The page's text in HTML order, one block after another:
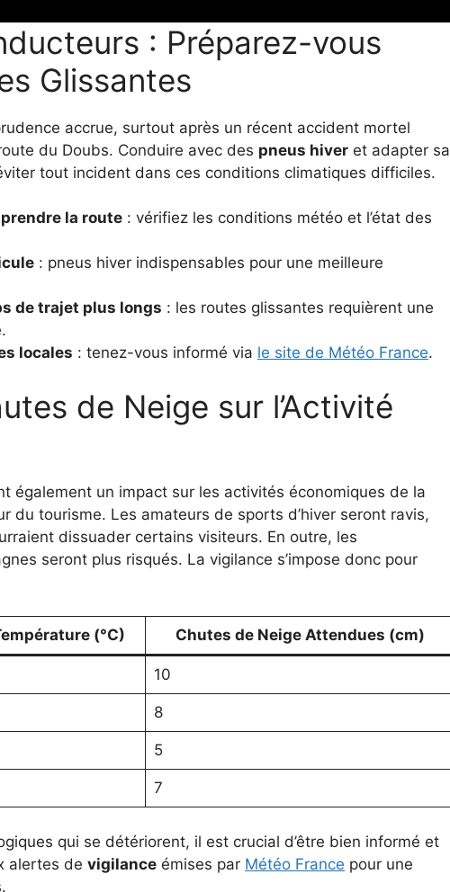
: Préparez-vous
Glissantes
accrue, surtout après un récent accident mortel
du Doubs. Conduire avec des pneus hiver et adapter sa
tout incident dans ces conditions climatiques difficiles.
la route : vérifiez les conditions météo et l’état des
: pneus hiver indispensables pour une meilleure
de trajet plus longs : les routes glissantes requièrent une
locales : tenez-vous informé via le site de Météo France.
de Neige sur l’Activité
également un impact sur les activités économiques de la
du tourisme. Les amateurs de sports d’hiver seront ravis,
dissuader certains visiteurs. En outre, les
seront plus risqués. La vigilance s’impose donc pour
(°C) Chutes de Neige Attendues (cm)
10
8
5
7
qui se détériorent, il est crucial d’être bien informé et
alertes de vigilance émises par Météo France pour une